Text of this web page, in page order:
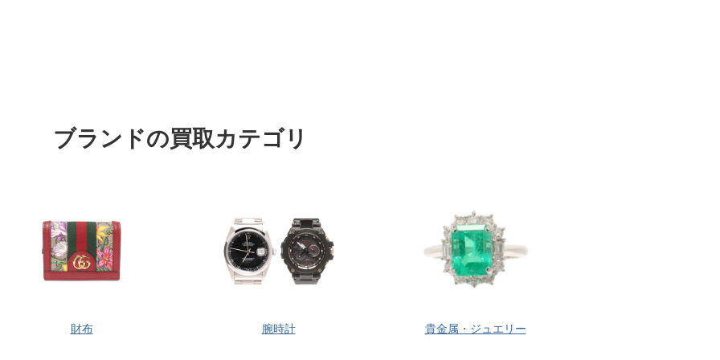
ブランドの買取カテゴリ
財布 腕時計 貴金属・ジュエリー